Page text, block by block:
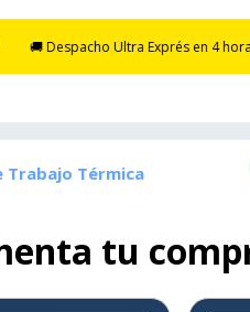
Ultra Exprés en 4 horas en
Trabajo Térmica
tu